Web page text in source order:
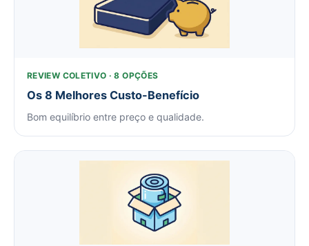
REVIEW COLETIVO · 8 OPÇÕES
Os 8 Melhores Custo-Benefício
Bom equilíbrio entre preço e qualidade.